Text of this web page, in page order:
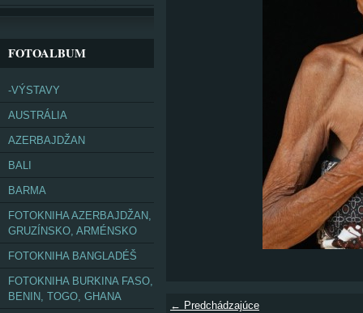
← Predchádzajúce
FOTOALBUM
-VÝSTAVY
AUSTRÁLIA
AZERBAJDŽAN
BALI
BARMA
FOTOKNIHA AZERBAJDŽAN,
GRUZÍNSKO, ARMÉNSKO
FOTOKNIHA BANGLADÉŠ
FOTOKNIHA BURKINA FASO,
BENIN, TOGO, GHANA